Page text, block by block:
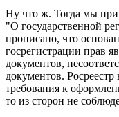
Ну что ж. Тогда мы
"О государственной
прописано, что
госрегистрации прав
документов,
документов. Росреестр
требования к
то из сторон не